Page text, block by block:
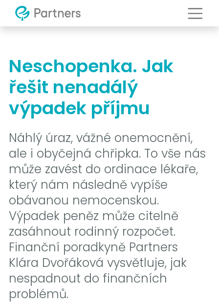
Neschopenka. Jak
řešit nenadálý
výpadek příjmu
Náhlý úraz, vážné onemocnění,
ale i obyčejná chřipka. To vše nás
může zavést do ordinace lékaře,
který nám následně vypíše
obávanou nemocenskou.
Výpadek peněz může citelně
zasáhnout rodinný rozpočet.
Finanční poradkyně Partners
Klára Dvořáková vysvětluje, jak
nespadnout do finančních
problémů.